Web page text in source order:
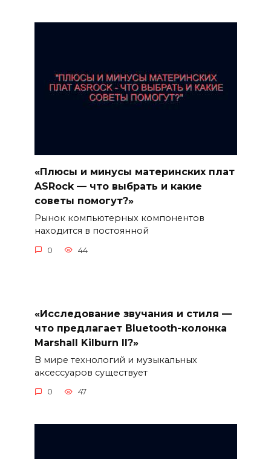
«Плюсы и минусы материнских плат
ASRock — что выбрать и какие
советы помогут?»
Рынок компьютерных компонентов
находится в постоянной
0 44
«Исследование звучания и стиля —
что предлагает Bluetooth-колонка
Marshall Kilburn II?»
В мире технологий и музыкальных
аксессуаров существует
0 47